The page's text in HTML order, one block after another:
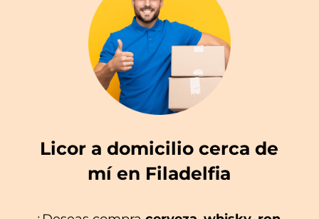
Licor a domicilio cerca de
mí en Filadelfia